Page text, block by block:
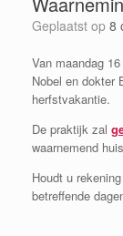
Geplaatst op 8
Van maandag
Nobel en dokter
herfstvakantie.
De praktijk zal
waarnemend
Houdt u
betreffende